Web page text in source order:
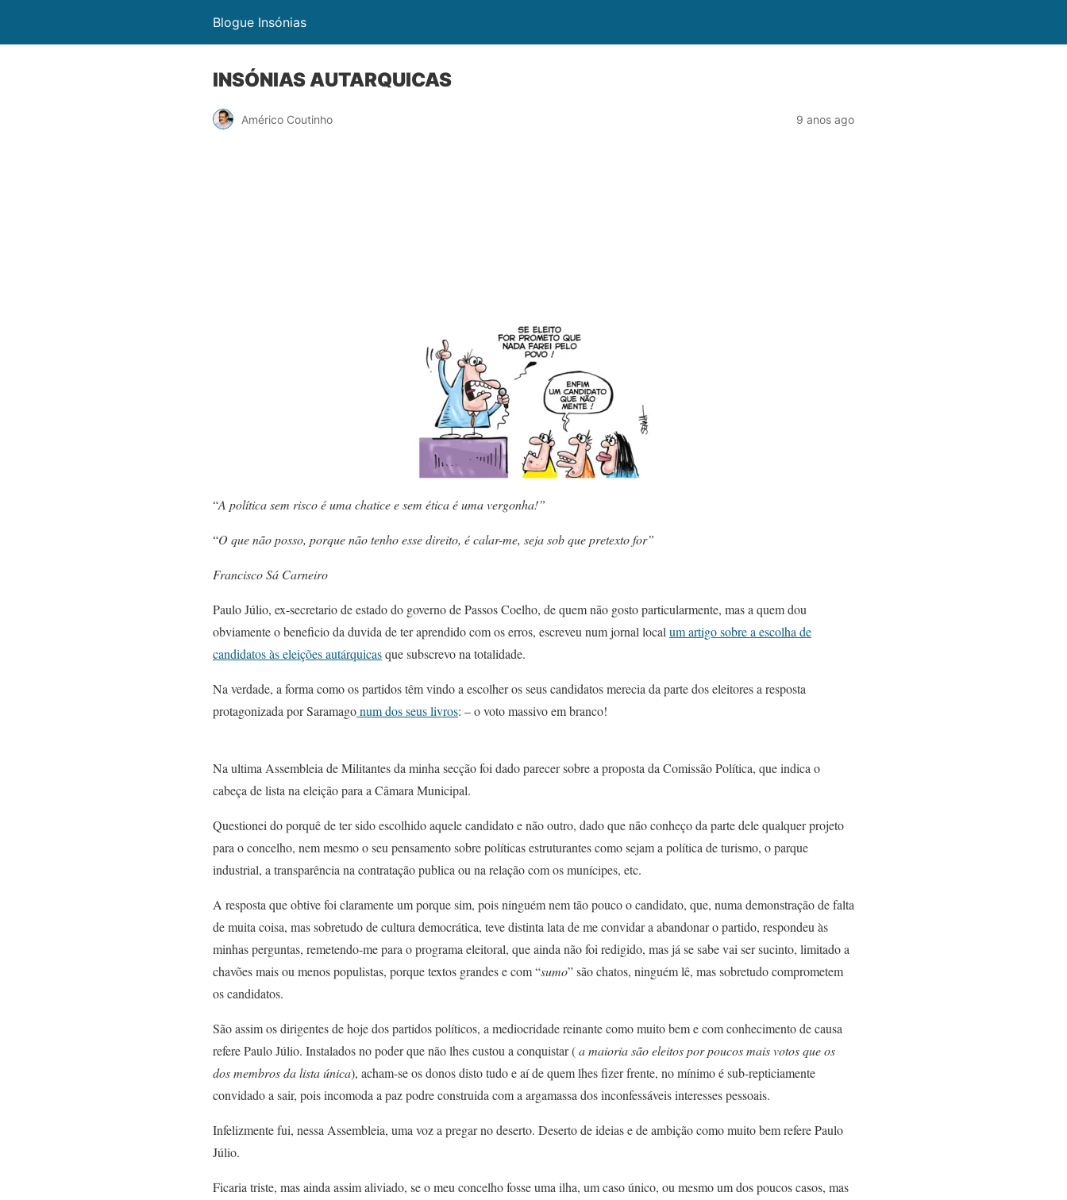
Blogue Insónias
INSÓNIAS AUTARQUICAS
Américo Coutinho 9 anos ago
“A política sem risco é uma chatice e sem ética é uma vergonha!”
“O que não posso, porque não tenho esse direito, é calar-me, seja sob que pretexto for”
Francisco Sá Carneiro
Paulo Júlio, ex-secretario de estado do governo de Passos Coelho, de quem não gosto particularmente, mas a quem dou
obviamente o beneficio da duvida de ter aprendido com os erros, escreveu num jornal local um artigo sobre a escolha de
candidatos às eleições autárquicasque subscrevo na totalidade.
Na verdade, a forma como os partidos têm vindo a escolher os seus candidatos merecia da parte dos eleitores a resposta
protagonizada por Saramagonum dos seus livros: – o voto massivo em branco!
Na ultima Assembleia de Militantes da minha secção foi dado parecer sobre a proposta da Comissão Política, que indica o
cabeça de lista na eleição para a Câmara Municipal.
Questionei do porquê de ter sido escolhido aquele candidato e não outro, dado que não conheço da parte dele qualquer projeto
para o concelho, nem mesmo o seu pensamento sobre políticas estruturantes como sejam a política de turismo, o parque
industrial, a transparência na contratação publica ou na relação com os munícipes, etc.
A resposta que obtive foi claramente um porque sim, pois ninguém nem tão pouco o candidato, que, numa demonstração de falta
de muita coisa, mas sobretudo de cultura democrática, teve distinta lata de me convidar a abandonar o partido, respondeu às
minhas perguntas, remetendo-me para o programa eleitoral, que ainda não foi redigido, mas já se sabe vai ser sucinto, limitado a
chavões mais ou menos populistas, porque textos grandes e com “sumo” são chatos, ninguém lê, mas sobretudo comprometem
os candidatos.
São assim os dirigentes de hoje dos partidos políticos, a mediocridade reinante como muito bem e com conhecimento de causa
refere Paulo Júlio. Instalados no poder que não lhes custou a conquistar (a maioria são eleitos por poucos mais votos que os
dos membros da lista única), acham-se os donos disto tudo e aí de quem lhes fizer frente, no mínimo é sub-repticiamente
convidado a sair, pois incomoda a paz podre construida com a argamassa dos inconfessáveis interesses pessoais.
Infelizmente fui, nessa Assembleia, uma voz a pregar no deserto. Deserto de ideias e de ambição como muito bem refere Paulo
Júlio.
Ficaria triste, mas ainda assim aliviado, se o meu concelho fosse uma ilha, um caso único, ou mesmo um dos poucos casos, mas